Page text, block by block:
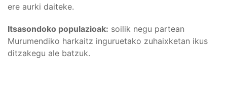
ere aurki daiteke.
Itsasondoko populazioak: soilik negu partean
Murumendiko harkaitz inguruetako zuhaixketan ikus
ditzakegu ale batzuk.